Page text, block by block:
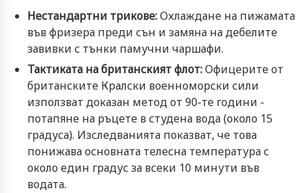
Нестандартни трикове:Охлаждане на пижамата
във фризера преди сън и замяна на дебелите
завивки с тънки памучни чаршафи.
Тактиката на британският флот:Офицерите от
британските Кралски военноморски сили
използват доказан метод от 90-те години -
потапяне на ръцете в студена вода (около 15
градуса). Изследванията показват, че това
понижава основната телесна температура с
около един градус за всеки 10 минути във
водата.